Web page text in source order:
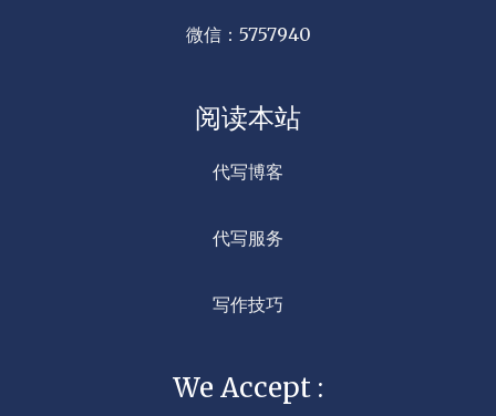
微信：5757940
阅读本站
代写博客
代写服务
写作技巧
We Accept :